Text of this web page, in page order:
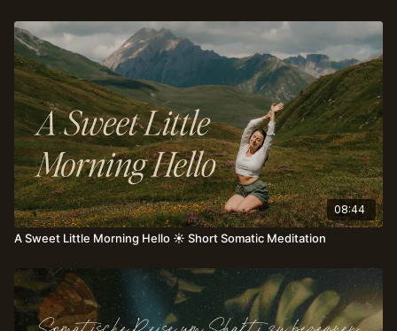
08:44
A Sweet Little Morning Hello ☀️ Short Somatic Meditation